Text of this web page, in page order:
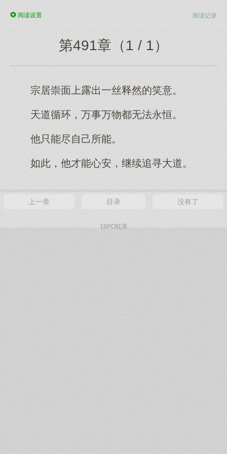
阅读记录
阅读设置
第491章（1 / 1）
宗居崇面上露出一丝释然的笑意。
天道循环，万事万物都无法永恒。
他只能尽自己所能。
如此，他才能心安，继续追寻大道。
上一章 目录 没有了
18PO耽美